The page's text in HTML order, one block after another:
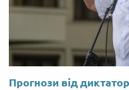
Прогнози від